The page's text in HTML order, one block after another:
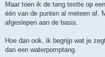
Maar toen ik de tang testte op
één van de punten al meteen af.
afgeslepen aan de basis.
Hoe dan ook, ik begrijp wat je
dan een waterpomptang.